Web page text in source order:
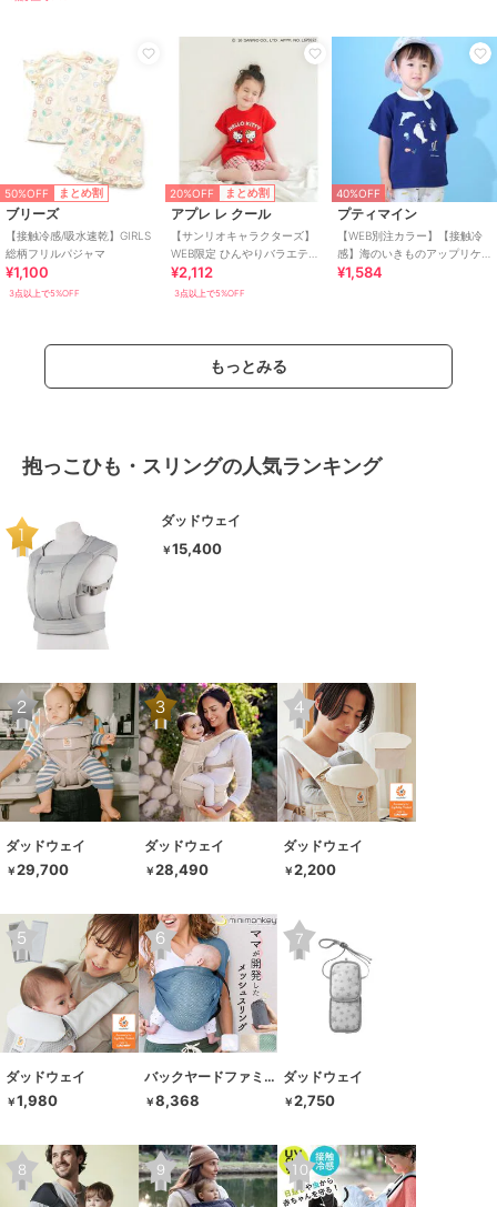
50%OFF まとめ割
ブリーズ
【接触冷感/吸水速乾】GIRLS
総柄フリルパジャマ
¥1,100
3点以上で5%OFF
20%OFF まとめ割
アプレ レ クール
【サンリオキャラクターズ】
WEB限定 ひんやりバラエティ
パジャマ 接触冷感
¥2,112
3点以上で5%OFF
40%OFF
プティマイン
【WEB別注カラー】【接触冷
感】海のいきものアップリケ
半袖Tシャツ
¥1,584
もっとみる
抱っこひも・スリングの人気ランキング
ダッドウェイ
￥15,400
ダッドウェイ
￥29,700
ダッドウェイ
￥28,490
ダッドウェイ
￥2,200
ダッドウェイ
￥1,980
バックヤードファミリー
￥8,368
ダッドウェイ
￥2,750